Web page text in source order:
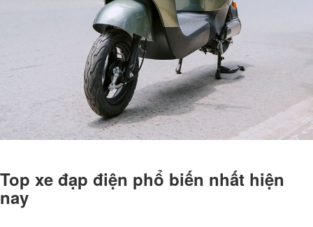
Top xe đạp điện phổ biến nhất hiện
nay